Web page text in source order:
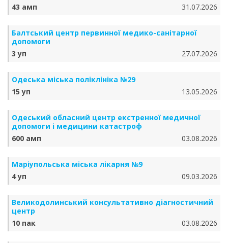
43 амп
31.07.2026
Балтський центр первинної медико-санітарної
допомоги
3 уп
27.07.2026
Одеська міська поліклініка №29
15 уп
13.05.2026
Одеський обласний центр екстренної медичної
допомоги і медицини катастроф
600 амп
03.08.2026
Маріупольська міська лікарня №9
4 уп
09.03.2026
Великодолинський консультативно діагностичний
центр
10 пак
03.08.2026